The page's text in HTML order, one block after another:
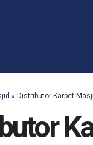
» Distributor Karpet